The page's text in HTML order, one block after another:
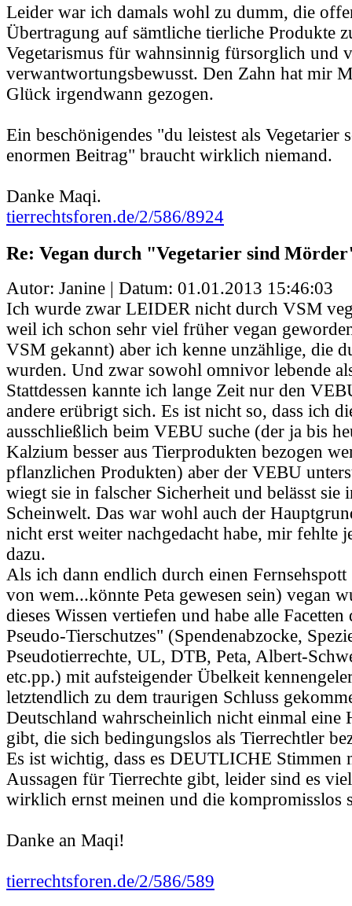
Leider war ich damals wohl zu dumm, die
Übertragung auf sämtliche tierliche Produkte
Vegetarismus für wahnsinnig fürsorglich und
verwantwortungsbewusst. Den Zahn hat mir
Glück irgendwann gezogen.
Ein beschönigendes "du leistest als Vegetarier
enormen Beitrag" braucht wirklich niemand.
Danke Maqi.
tierrechtsforen.de/2/586/8924
Re: Vegan durch "Vegetarier sind
Autor: Janine | Datum: 01.01.2013 15:46:03
Ich wurde zwar LEIDER nicht durch VSM
weil ich schon sehr viel früher vegan
VSM gekannt) aber ich kenne unzählige, die
wurden. Und zwar sowohl omnivor lebende
Stattdessen kannte ich lange Zeit nur den
andere erübrigt sich. Es ist nicht so, dass ich
ausschließlich beim VEBU suche (der ja bis
Kalzium besser aus Tierprodukten bezogen
pflanzlichen Produkten) aber der VEBU
wiegt sie in falscher Sicherheit und belässt sie
Scheinwelt. Das war wohl auch der
nicht erst weiter nachgedacht habe, mir fehlte
dazu.
Als ich dann endlich durch einen
von wem...könnte Peta gewesen sein) vegan
dieses Wissen vertiefen und habe alle Facetten
Pseudo-Tierschutzes" (Spendenabzocke,
Pseudotierrechte, UL, DTB, Peta, Albert-
etc.pp.) mit aufsteigender Übelkeit
letztendlich zu dem traurigen Schluss
Deutschland wahrscheinlich nicht einmal eine
gibt, die sich bedingungslos als Tierrechtler
Es ist wichtig, dass es DEUTLICHE Stimmen
Aussagen für Tierrechte gibt, leider sind es
wirklich ernst meinen und die kompromisslos
Danke an Maqi!
tierrechtsforen.de/2/586/589